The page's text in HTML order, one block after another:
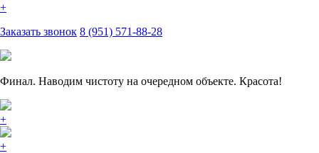
+
Заказать звонок 8 (951) 571-88-28
Финал. Наводим чистоту на очередном объекте. Красота!
+
+